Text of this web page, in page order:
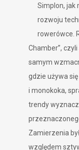
Simplon, jak
rozwoju
rowerówce.
Chamber”,
samym
gdzie używa
i monokoka,
trendy
Zamierzenia
względem